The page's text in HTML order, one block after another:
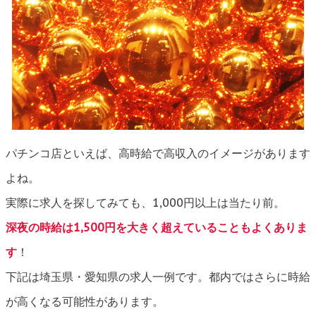
パチンコ店といえば、高時給で高収入のイメージがあります
よね。
実際に求人を探してみても、1,000円以上は当たり前。
深夜の時給は1,500円を大きく超えていることもよくありま
す ！
下記は埼玉県・愛知県の求人一例です。都内ではさらに時給
が高くなる可能性があります。